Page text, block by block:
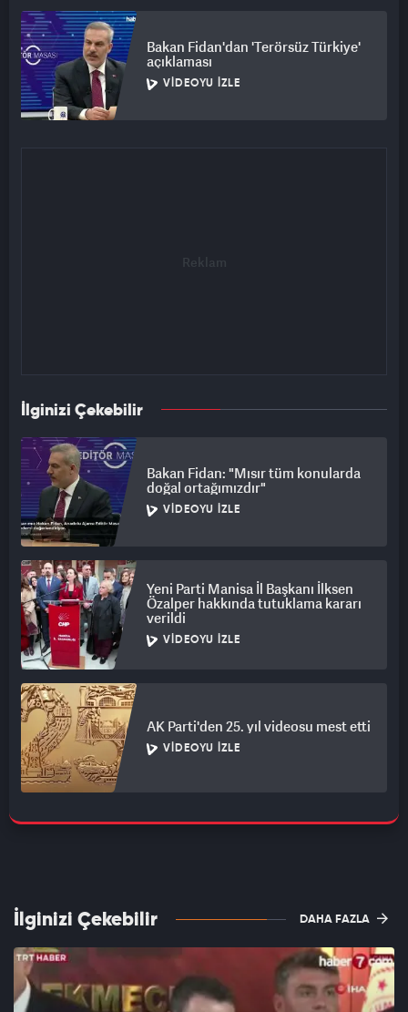
Bakan Fidan'dan 'Terörsüz Türkiye'
açıklaması
VIDEOYU İZLE
İlginizi Çekebilir
Bakan Fidan: "Mısır tüm konularda
doğal ortağımızdır"
VIDEOYU İZLE
Yeni Parti Manisa İl Başkanı İlksen
Özalper hakkında tutuklama kararı
verildi
VIDEOYU İZLE
AK Parti'den 25. yıl videosu mest etti
VIDEOYU İZLE
İlginizi Çekebilir DAHA FAZLA